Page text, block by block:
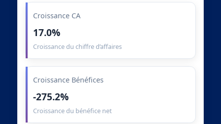
Croissance CA
17.0%
Croissance du chiffre d’affaires
Croissance Bénéfices
-275.2%
Croissance du bénéfice net